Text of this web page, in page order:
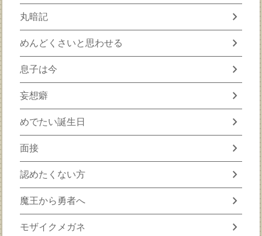
丸暗記 chevron_right
めんどくさいと思わせる chevron_right
息子は今 chevron_right
妄想癖 chevron_right
めでたい誕生日 chevron_right
面接 chevron_right
認めたくない方 chevron_right
魔王から勇者へ chevron_right
モザイクメガネ chevron_right